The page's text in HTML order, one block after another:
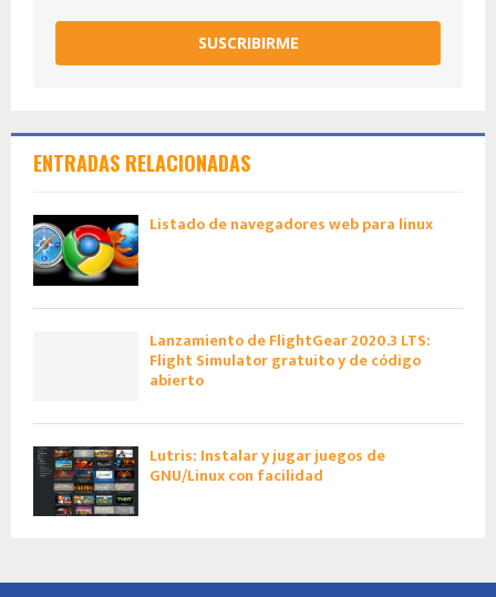
SUSCRIBIRME
ENTRADAS RELACIONADAS
Listado de navegadores web para linux
Lanzamiento de FlightGear 2020.3 LTS:
Flight Simulator gratuito y de código
abierto
Lutris: Instalar y jugar juegos de
GNU/Linux con facilidad